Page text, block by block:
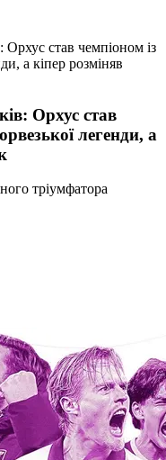
став чемпіоном із
а кіпер розміняв
Орхус став
легенди, а
тріумфатора